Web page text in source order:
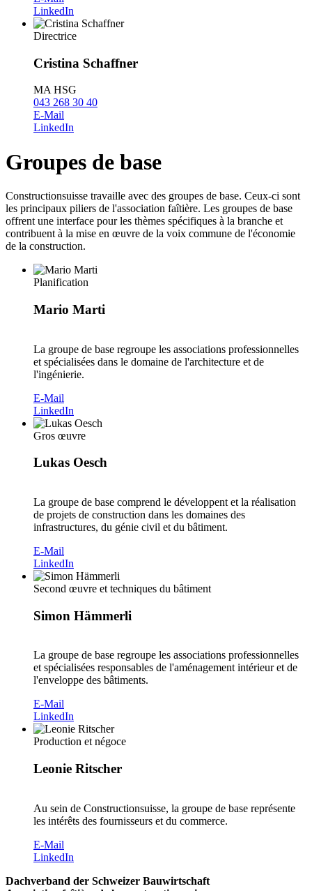
LinkedIn
Directrice
Cristina Schaffner
MA HSG
043 268 30 40
E-Mail
LinkedIn
Groupes de base
Constructionsuisse travaille avec des groupes de base. Ceux-ci sont
les principaux piliers de l'association faîtière. Les groupes de base
offrent une interface pour les thèmes spécifiques à la branche et
contribuent à la mise en œuvre de la voix commune de l'économie
de la construction.
Planification
Mario Marti
La groupe de base regroupe les associations professionnelles
et spécialisées dans le domaine de l'architecture et de
l'ingénierie.
E-Mail
LinkedIn
Gros œuvre
Lukas Oesch
La groupe de base comprend le développent et la réalisation
de projets de construction dans les domaines des
infrastructures, du génie civil et du bâtiment.
E-Mail
LinkedIn
Second œuvre et techniques du bâtiment
Simon Hämmerli
La groupe de base regroupe les associations professionnelles
et spécialisées responsables de l'aménagement intérieur et de
l'enveloppe des bâtiments.
E-Mail
LinkedIn
Production et négoce
Leonie Ritscher
Au sein de Constructionsuisse, la groupe de base représente
les intérêts des fournisseurs et du commerce.
E-Mail
LinkedIn
Dachverband der Schweizer Bauwirtschaft